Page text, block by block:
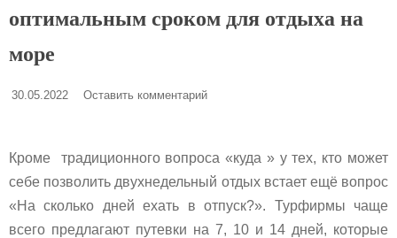
оптимальным сроком для отдыха на
море
30.05.2022 Оставить комментарий
Кроме традиционного вопроса «куда » у тех, кто может
себе позволить двухнедельный отдых встает ещё вопрос
«На сколько дней ехать в отпуск?». Турфирмы чаще
всего предлагают путевки на 7, 10 и 14 дней, которые